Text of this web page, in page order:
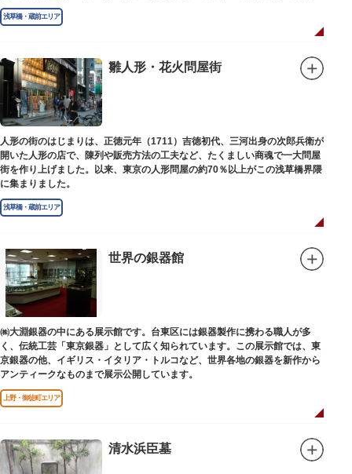
の石碑があります。
浅草橋・蔵前エリア
雛人形・花火問屋街
人形の街のはじまりは、正徳元年（1711）吉徳初代、三河出身の次郎兵衛が
開いた人形の店で、陳列や販売方法の工夫など、たくましい商魂で一大問屋
街を作り上げました。以来、東京の人形問屋の約70％以上がこの浅草橋界隈
に集まりました。
浅草橋・蔵前エリア
世界の銀器館
㈱大淵銀器の中にある展示館です。台東区には銀器製作に携わる職人が多
く、伝統工芸「東京銀器」として広く知られています。この展示館では、東
京銀器の他、イギリス・イタリア・トルコなど、世界各地の銀器を新作から
アンティークなものまで展示公開しています。
上野・御徒町エリア
清水浜臣墓